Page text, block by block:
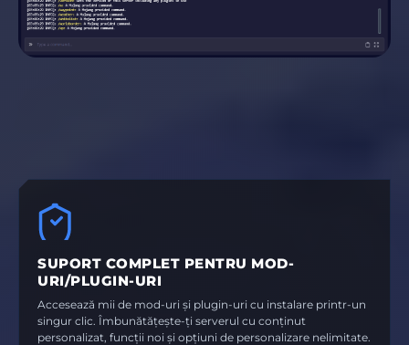
SUPORT COMPLET PENTRU MOD-
URI/PLUGIN-URI
Accesează mii de mod-uri și plugin-uri cu instalare printr-un
singur clic. Îmbunătățește-ți serverul cu conținut
personalizat, funcții noi și opțiuni de personalizare nelimitate.